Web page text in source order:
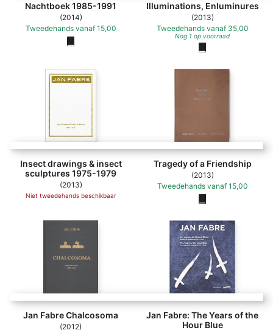
Nachtboek 1985-1991
(2014)
Tweedehands vanaf 15,00
Illuminations, Enluminures
(2013)
Tweedehands vanaf 35,00
Nog 1 op voorraad
Insect drawings & insect
sculptures 1975-1979
(2013)
Niet tweedehands beschikbaar
Tragedy of a Friendship
(2013)
Tweedehands vanaf 15,00
Jan Fabre Chalcosoma
(2012)
Jan Fabre: The Years of the
Hour Blue